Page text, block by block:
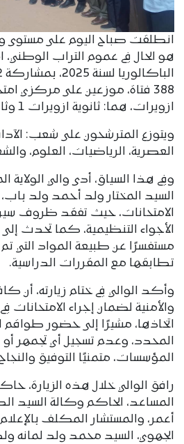
انطلقت صباح اليوم على مستوى
هو الحال في عموم التراب
388 فتاة، موزعين على مركزي
ازويرات، هما: ثانوية ازويرات 1 وثانوية ازويرات 2.
ويتوزع المترشحون على شعب:
العصرية، الرياضيات، العلوم،
وفي هذا السياق، أدى والي الولاية
السيد المختار ولد أحمد ولد باب،
الامتحانات، حيث تفقد ظروف سير
الأجواء التنظيمية، كما تحدث
مستفسرًا عن طبيعة المواد التي
تطابقها مع المقررات الدراسية.
وأكد الوالي في ختام زيارته، أن
والأمنية لضمان إجراء
اتخاذها، مشيرًا إلى حضور طواقم
المحدد، وعدم تسجيل أي تجمهر أو
المؤسسات، متمنيًا التوفيق
رافق الوالي خلال هذه الزيارة،
المساعد، الحاكم وكالة السيد
أعمر، والمستشار المكلف
الجهوي، السيد محمد ولد لمانه